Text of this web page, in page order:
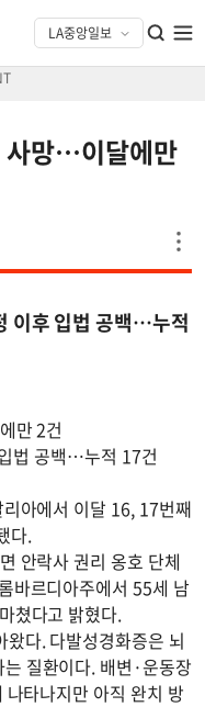
사망…이달에만
이후 입법 공백…누적
만 2건
법 공백…누적 17건
아에서 이달 16, 17번째
다.
안락사 권리 옹호 단체
바르디아주에서 55세 남
쳤다고 밝혔다.
다. 다발성경화증은 뇌
질환이다. 배변·운동장
타나지만 아직 완치 방